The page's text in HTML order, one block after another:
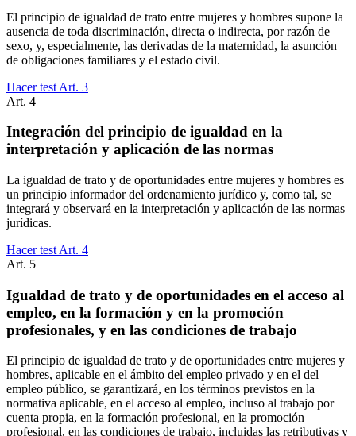
El principio de igualdad de trato entre mujeres y hombres supone la
ausencia de toda discriminación, directa o indirecta, por razón de
sexo, y, especialmente, las derivadas de la maternidad, la asunción
de obligaciones familiares y el estado civil.
Hacer test Art. 3
Art. 4
Integración del principio de igualdad en la
interpretación y aplicación de las normas
La igualdad de trato y de oportunidades entre mujeres y hombres es
un principio informador del ordenamiento jurídico y, como tal, se
integrará y observará en la interpretación y aplicación de las normas
jurídicas.
Hacer test Art. 4
Art. 5
Igualdad de trato y de oportunidades en el acceso al
empleo, en la formación y en la promoción
profesionales, y en las condiciones de trabajo
El principio de igualdad de trato y de oportunidades entre mujeres y
hombres, aplicable en el ámbito del empleo privado y en el del
empleo público, se garantizará, en los términos previstos en la
normativa aplicable, en el acceso al empleo, incluso al trabajo por
cuenta propia, en la formación profesional, en la promoción
profesional, en las condiciones de trabajo, incluidas las retributivas y